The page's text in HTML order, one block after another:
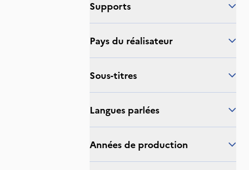
supports
Pays du réalisateur
sous-titres
langues parlées
Années de production